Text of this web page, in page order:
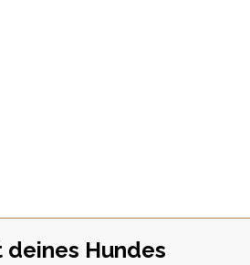
deines Hundes